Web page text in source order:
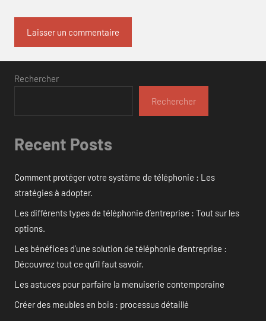
Rechercher
Rechercher
Recent Posts
Comment protéger votre système de téléphonie : Les
stratégies à adopter.
Les différents types de téléphonie d’entreprise : Tout sur les
options.
Les bénéfices d’une solution de téléphonie d’entreprise :
Découvrez tout ce qu’il faut savoir.
Les astuces pour parfaire la menuiserie contemporaine
Créer des meubles en bois : processus détaillé